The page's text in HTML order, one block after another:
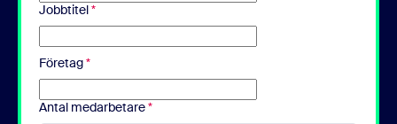
Jobbtitel*
Företag*
Antal medarbetare*